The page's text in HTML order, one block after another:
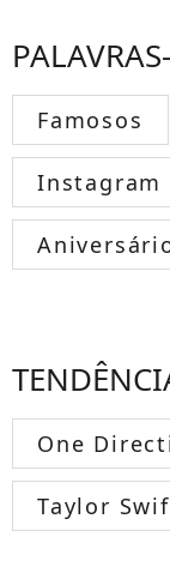
Famosos
Instagram
One
Taylor